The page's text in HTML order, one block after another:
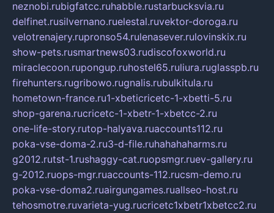
neznobi.rubigfatcc.ruhabble.rustarbucksvia.ru
delfinet.rusilvernano.ruelestal.ruvektor-doroga.ru
velotrenajery.rupronso54.rulenasever.rulovinskix.ru
show-pets.rusmartnews03.rudiscofoxworld.ru
miraclecoon.rupongup.ruhostel65.ruliura.ruglasspb.ru
firehunters.rugribowo.rugnalis.rubulkitula.ru
hometown-france.ru1-xbeticricetc-1-xbetti-5.ru
shop-garena.rucricetc-1-xbetr-1-xbetcc-2.ru
one-life-story.rutop-halyava.ruaccounts112.ru
poka-vse-doma-2.ru3-d-file.ruhahahaharms.ru
g2012.rutst-1.rushaggy-cat.ruopsmgr.ruev-gallery.ru
g-2012.ruops-mgr.ruaccounts-112.rucsm-demo.ru
poka-vse-doma2.ruairgungames.ruallseo-host.ru
tehosmotre.ruvarieta-yug.rucricetc1xbetr1xbetcc2.ru